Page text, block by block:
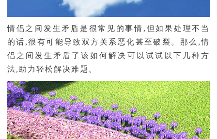
情侣之间发生矛盾是很常见的事情,但如果处理不当
的话,很有可能导致双方关系恶化甚至破裂。那么,情
侣之间发生矛盾了该如何解决­可以试试以下几种方
法,助力轻松解决难题。